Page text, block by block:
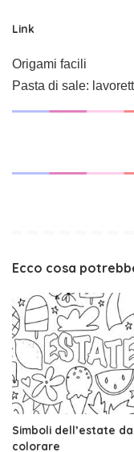
Link
Origami facili
Pasta di sale:
Ecco cosa
Simboli dell’estate da
colorare